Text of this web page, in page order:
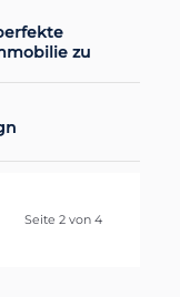
zu
Seite 2 von 4